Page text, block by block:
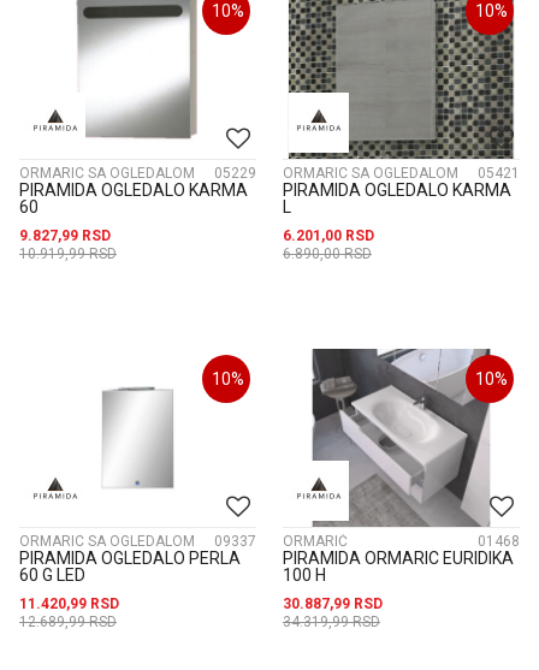
10%
ORMARIC SA OGLEDALOM 05229
PIRAMIDA OGLEDALO KARMA
60
9.827,99 RSD
10.919,99RSD
10%
ORMARIC SA OGLEDALOM 05421
PIRAMIDA OGLEDALO KARMA
L
6.201,00 RSD
6.890,00RSD
10%
ORMARIC SA OGLEDALOM 09337
PIRAMIDA OGLEDALO PERLA
60 G LED
11.420,99 RSD
12.689,99RSD
10%
ORMARIĆ 01468
PIRAMIDA ORMARIC EURIDIKA
100 H
30.887,99 RSD
34.319,99RSD